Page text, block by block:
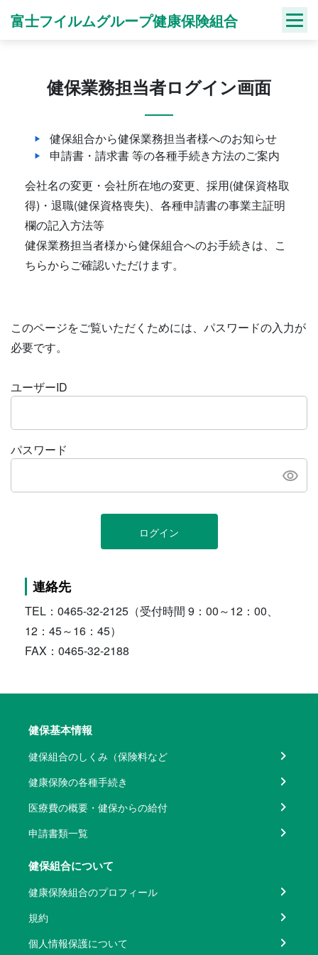
富士フイルムグループ健康保険組合
健保業務担当者ログイン画面
健保組合から健保業務担当者様へのお知らせ
申請書・請求書 等の各種手続き方法のご案内
会社名の変更・会社所在地の変更、採用(健保資格取
得)・退職(健保資格喪失)、各種申請書の事業主証明
欄の記入方法等
健保業務担当者様から健保組合へのお手続きは、こ
ちらからご確認いただけます。
このページをご覧いただくためには、パスワードの入力が
必要です。
ユーザーID
パスワード
ログイン
連絡先
TEL：0465-32-2125（受付時間 9：00～12：00、
12：45～16：45）
FAX：0465-32-2188
健保基本情報
健保組合のしくみ（保険料など
健康保険の各種手続き
医療費の概要・健保からの給付
申請書類一覧
健保組合について
健康保険組合のプロフィール
規約
個人情報保護について